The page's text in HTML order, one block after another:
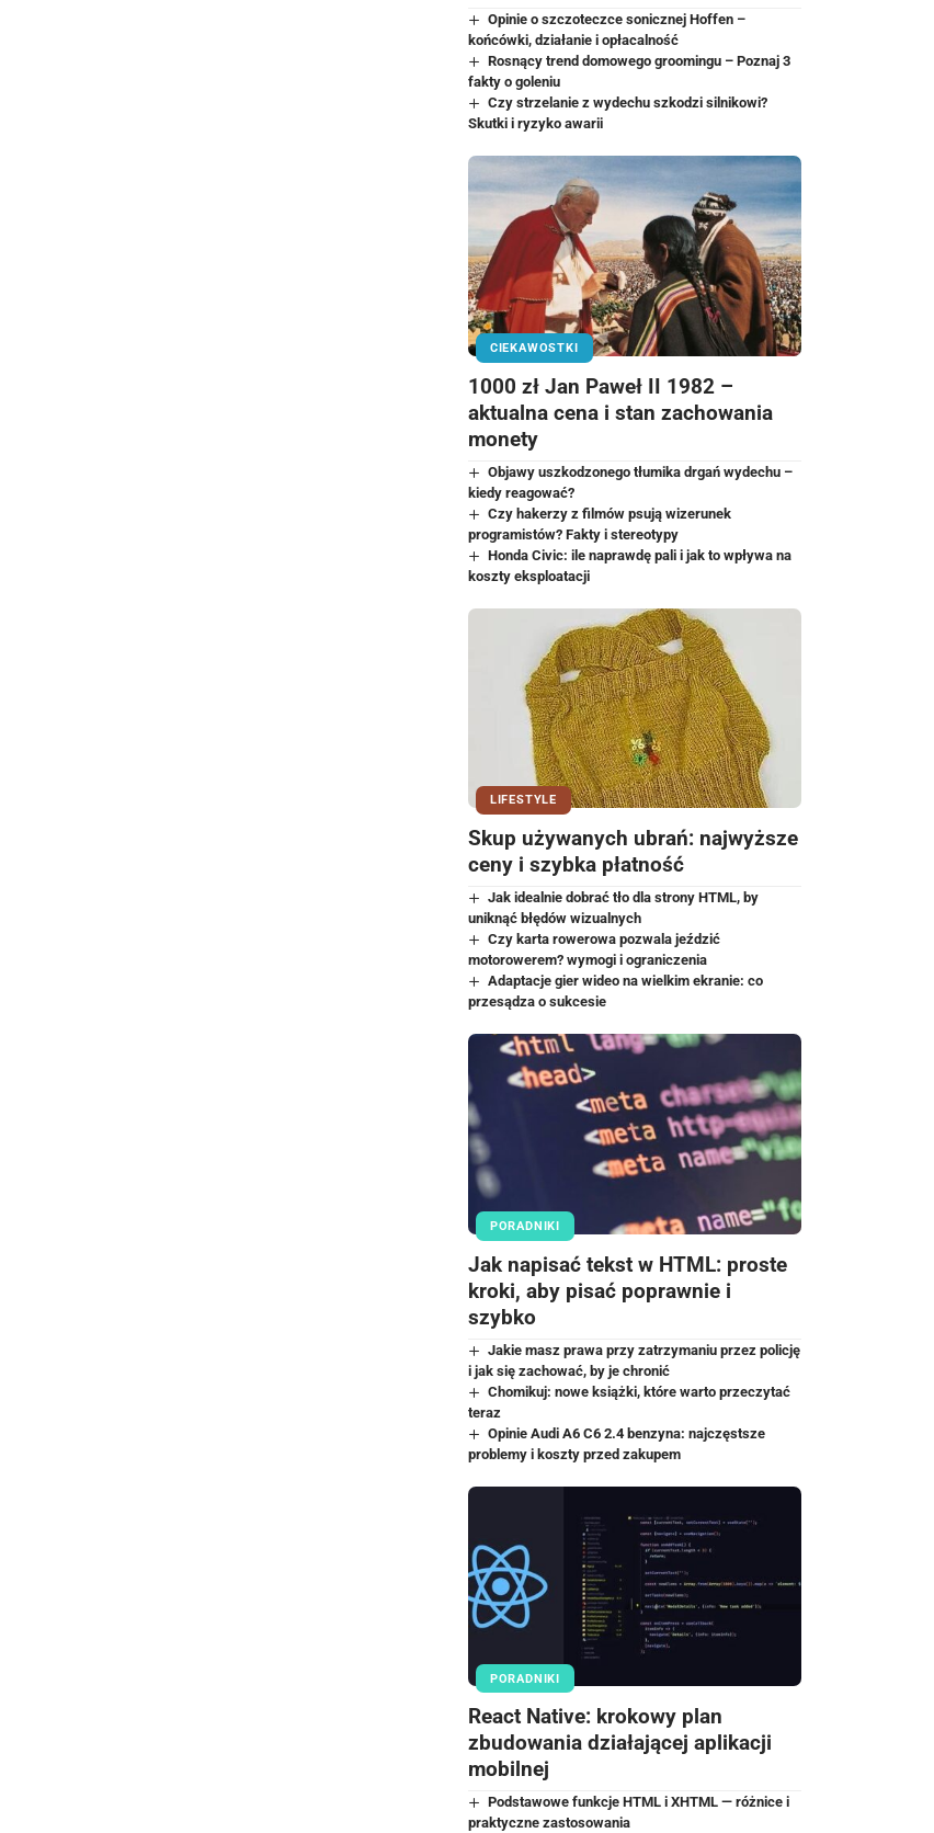
Opinie o szczoteczce sonicznej Hoffen –
końcówki, działanie i opłacalność
Rosnący trend domowego groomingu – Poznaj 3
fakty o goleniu
Czy strzelanie z wydechu szkodzi silnikowi?
Skutki i ryzyko awarii
CIEKAWOSTKI
1000 zł Jan Paweł II 1982 –
aktualna cena i stan zachowania
monety
Objawy uszkodzonego tłumika drgań wydechu –
kiedy reagować?
Czy hakerzy z filmów psują wizerunek
programistów? Fakty i stereotypy
Honda Civic: ile naprawdę pali i jak to wpływa na
koszty eksploatacji
LIFESTYLE
Skup używanych ubrań: najwyższe
ceny i szybka płatność
Jak idealnie dobrać tło dla strony HTML, by
uniknąć błędów wizualnych
Czy karta rowerowa pozwala jeździć
motorowerem? wymogi i ograniczenia
Adaptacje gier wideo na wielkim ekranie: co
przesądza o sukcesie
PORADNIKI
Jak napisać tekst w HTML: proste
kroki, aby pisać poprawnie i
szybko
Jakie masz prawa przy zatrzymaniu przez policję
i jak się zachować, by je chronić
Chomikuj: nowe książki, które warto przeczytać
teraz
Opinie Audi A6 C6 2.4 benzyna: najczęstsze
problemy i koszty przed zakupem
PORADNIKI
React Native: krokowy plan
zbudowania działającej aplikacji
mobilnej
Podstawowe funkcje HTML i XHTML — różnice i
praktyczne zastosowania